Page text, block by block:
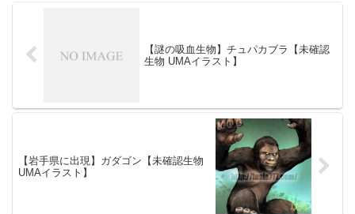
【謎の吸血生物】チュパカブラ【未確認
生物 UMAイラスト】
【岩手県に出現】ガダゴン【未確認生物
UMAイラスト】